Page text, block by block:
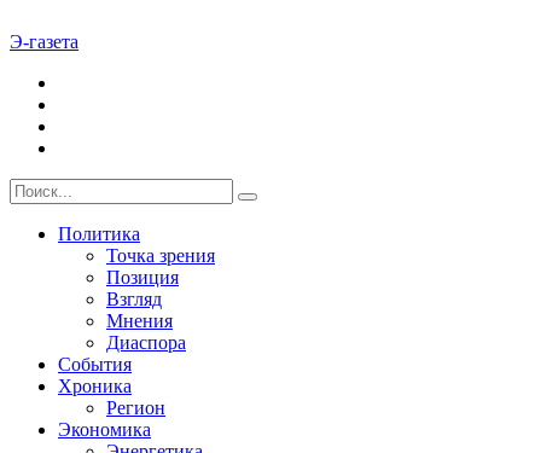
Э-газета
Политика
Точка зрения
Позиция
Взгляд
Мнения
Диаспора
События
Хроника
Регион
Экономика